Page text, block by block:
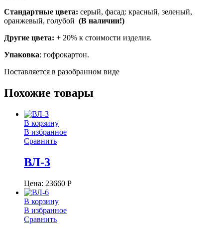
Стандартные цвета: серый, фасад: красный, зеленый,
оранжевый, голубой (В наличии!)
Другие цвета: + 20% к стоимости изделия.
Упаковка: гофрокартон.
Поставляется в разобранном виде
Похожие товары
В корзину
В избранное
Сравнить
ВЛ-3
Цена: 23660 Р
В корзину
В избранное
Сравнить